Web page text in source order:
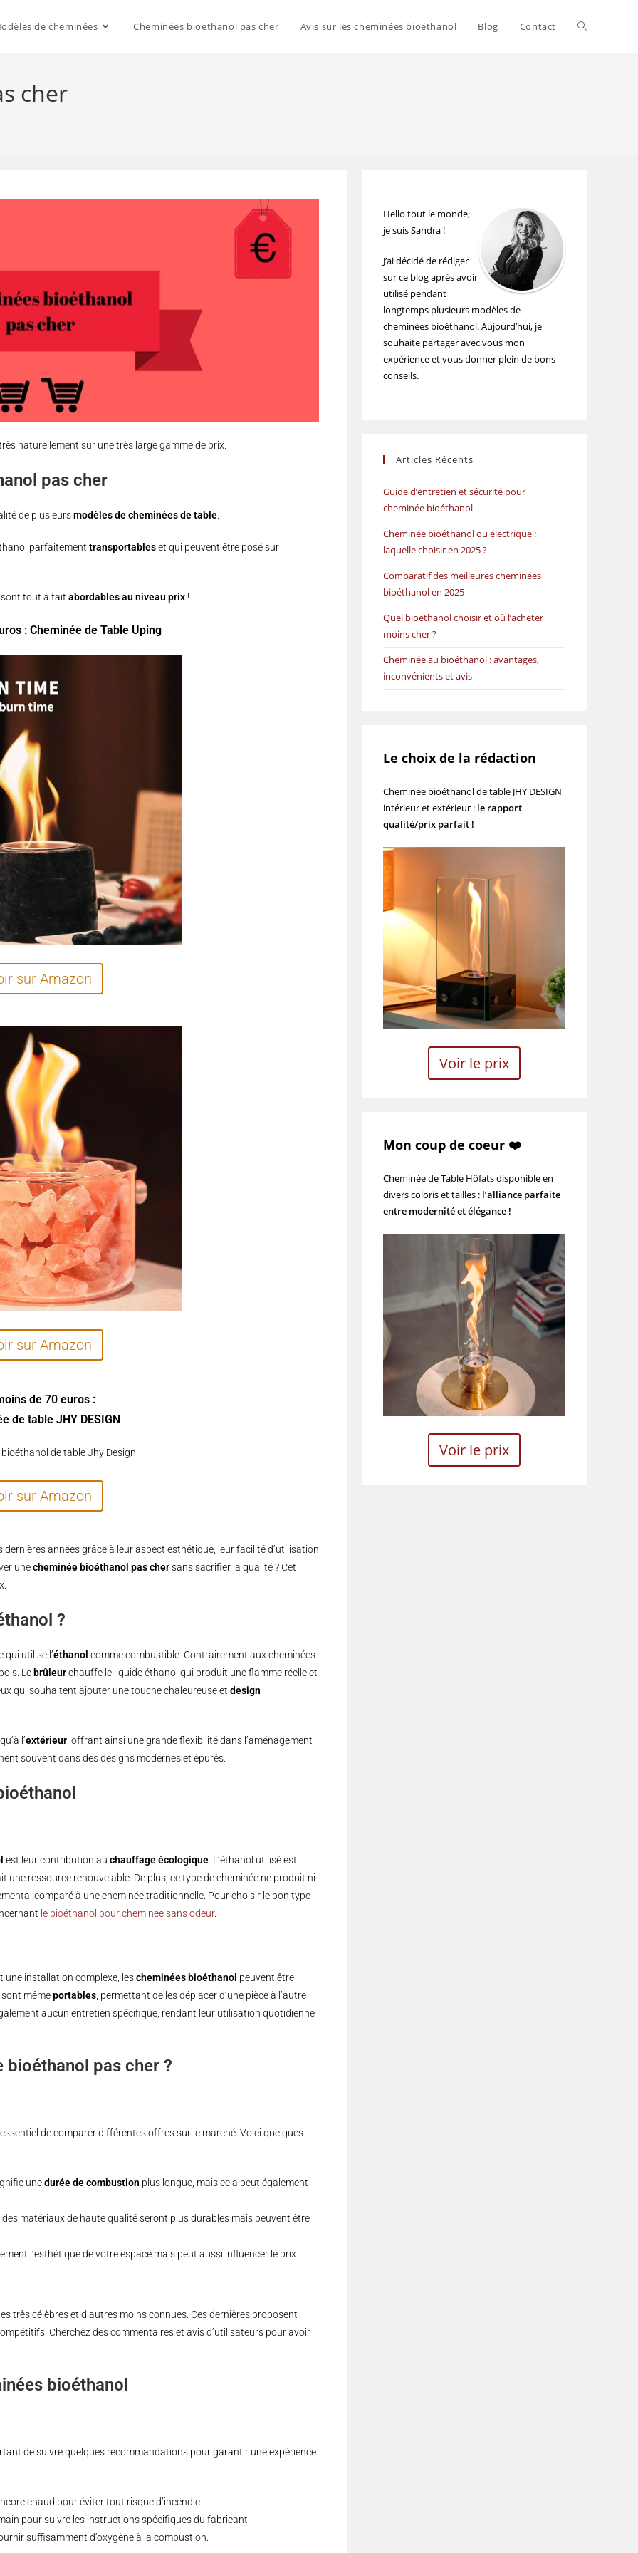
de cheminées Cheminées bioethanol pas cher Avis sur les cheminées bioéthanol Blog Contact
cher
naturellement sur une très large gamme de prix.
pas cher
de plusieursmodèles de cheminées de table
parfaitement transportableset qui peuvent être posé sur
sont tout à fait abordables au niveau prix !
: Cheminée de Table Uping
sur Amazon
sur Amazon
de 70 euros :
de table JHY DESIGN
sur Amazon
années grâce à leur aspect esthétique, leur facilité d’utilisation
unecheminée bioéthanol pas chersans sacrifier la qualité ? Cet
?
utilise l’éthanol comme combustible. Contrairement aux cheminées
Le brûleurchauffe le liquide éthanol qui produit une flamme réelle et
qui souhaitent ajouter une touche chaleureuse et design
l’extérieur, offrant ainsi une grande flexibilité dans l’aménagement
souvent dans des designs modernes et épurés.
est leur contribution au chauffage écologique. L’éthanol utilisé est
ressource renouvelable. De plus, ce type de cheminée ne produit ni
comparé à une cheminée traditionnelle. Pour choisir le bon type
le bioéthanol pour cheminée sans odeur.
une installation complexe, lescheminées bioéthanol peuvent être
mêmeportables, permettant de les déplacer d’une pièce à l’autre
aucun entretien spécifique, rendant leur utilisation quotidienne
pas cher ?
de comparer différentes offres sur le marché. Voici quelques
unedurée de combustion plus longue, mais cela peut également
matériaux de haute qualité seront plus durables mais peuvent être
l’esthétique de votre espace mais peut aussi influencer le prix.
très célèbres et d’autres moins connues. Ces dernières proposent
Cherchez des commentaires et avis d’utilisateurs pour avoir
bioéthanol
de suivre quelques recommandations pour garantir une expérience
chaud pour éviter tout risque d’incendie.
pour suivre les instructions spécifiques du fabricant.
suffisamment d’oxygène à la combustion.
Hello tout le monde,
je suis Sandra !
J’ai décidé de rédiger
sur ce blog après avoir
utilisé pendant
longtemps plusieurs modèles de
cheminées bioéthanol. Aujourd’hui, je
souhaite partager avec vous mon
expérience et vous donner plein de bons
conseils.
Articles Récents
Guide d’entretien et sécurité pour
cheminée bioéthanol
Cheminée bioéthanol ou électrique :
laquelle choisir en 2025 ?
Comparatif des meilleures cheminées
bioéthanol en 2025
Quel bioéthanol choisir et où l’acheter
moins cher ?
Cheminée au bioéthanol : avantages,
inconvénients et avis
Le choix de la rédaction
Cheminée bioéthanol de table JHY DESIGN
intérieur et extérieur : le rapport
qualité/prix parfait !
Voir le prix
Mon coup de coeur ❤️
Cheminée de Table Höfats disponible en
divers coloris et tailles : l’alliance parfaite
entre modernité et élégance !
Voir le prix